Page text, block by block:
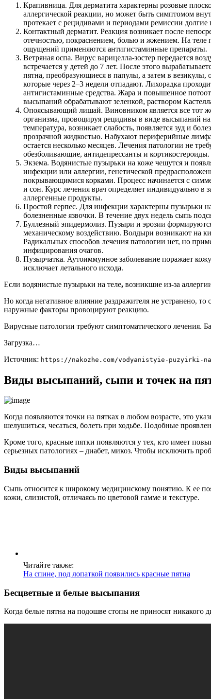
Крапивница. Для дерматита характерны розовые
аллергической реакции, но может быть симптомом
протекает с рецидивами и периодами ремиссии долгие
Контактный дерматит. Реакция возникает после
отечностью, покраснением, болью и жжением. На теле
ощущений применяются антигистаминные препараты.
Ветряная оспа. Вирус варицелла-зостер передается
встречается у детей до 7 лет. После этого
пятна, преобразующиеся в папулы, а затем в
которые через 2–3 недели отпадают. Лихорадка
антигистаминные средства. Жара и повышенное
высыпаний обрабатывают зеленкой, раствором
Опоясывающий лишай. Виновником является все тот же
организма, провоцируя рецидивы в виде высыпаний
температура, возникает слабость, появляется зуд и
прозрачной жидкостью. Набухают периферийные
остается несколько месяцев. Лечения патологии не
обезболивающие, антидепрессанты и кортикостероиды.
Экзема. Водянистые пузырьки на коже чешутся и
инфекции или аллергии, генетической
покрывающимися корками. Процесс начинается с
и сон. Курс лечения врач определяет индивидуально в
аллергенные продукты.
Простой герпес. Для инфекции характерны пузырьки
болезненные язвочки. В течение двух недель сыпь
Буллезный эпидермолиз. Пузыри и эрозии
механическому воздействию. Волдыри возникают на
Радикальных способов лечения патологии нет, но
инфицирования очагов.
Пузырчатка. Аутоиммунное заболевание поражает
исключает летального исхода.
Если водянистые пузырьки на теле, возникшие из-за
Но когда негативное влияние раздражителя не устранено,
наружные факторы провоцируют реакцию.
Вирусные патологии требуют симптоматического лечения.
Загрузка…
Источник: https://nakozhe.com/vodyanistyie-puzyirki-
Виды высыпаний, сыпи и точек на
Когда появляются точки на пятках в любом возрасте, это
шелушиться, чесаться, болеть при ходьбе. Подобные
Кроме того, красные пятки появляются у тех, кто имеет
серьезных патологиях – диабет, микоз. Чтобы исключить
Виды высыпаний
Сыпь относится к широкому медицинскому понятию. К ее
кожи, слизистой, отличаясь по цветовой гамме и текстуре.
Читайте также:
На спине, под лопаткой появились красные пятна
Бесцветные и белые высыпания
Когда белые пятна на подошве стопы не приносят никакого